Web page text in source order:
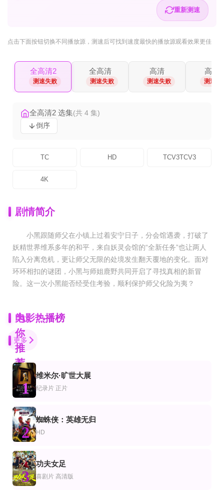
重新测速
点击下面按钮切换不同播放源 ，测速后可找到速度最快的播放源观看效果更佳
全高清2
测速失败
全高清
测速失败
高清
测速失败
高清2
测速失
全高清2 选集(共 4 集)
倒序
TC HD TCV3TCV3
4K
剧情简介
小黑跟随师父在小镇上过着安宁日子，分会馆遇袭，打破了
妖精世界维系多年的和平，来自妖灵会馆的“全新任务”也让两人
陷入分离危机，更让师父无限的处境发生翻天覆地的变化。面对
环环相扣的谜团，小黑与师姐鹿野共同开启了寻找真相的新冒
险。这一次小黑能否经受住考验，顺利保护师父化险为夷？
为
你
推
荐
HD
刚噶汉福茂
HD
张飞审瓜
第3集完结
企鹅群里有特务
大卫·田纳特
冰果真人版
山崎贤人,广濑爱丽丝,小岛藤子,冈山天音,本乡奏多
泣く子はいねぇが
仲野太贺,吉冈里帆,山中崇,田村健太郎,古川琴音,板桥骏谷,宽一郎,松浦祐也,高
更新至高清
一千灵异夜之血咒
林立三,高雄,潘冰嫦,吴廷烨,杨玉梅,骆达华,石中玉,程文意
正片
情有千千结
Janella Salvador,Jameson Blake,Ruby Rodriguez
森林王子22003
约翰·古德曼,海利·乔·奥斯蒙
电影热播榜
更多
1
维米尔·旷世大展
纪录片 正片
2
蜘蛛侠：英雄无归
HD
3
功夫女足
喜剧片 高清版